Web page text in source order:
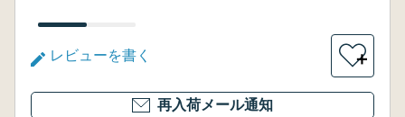
レビューを書く ＋
再入荷メール通知